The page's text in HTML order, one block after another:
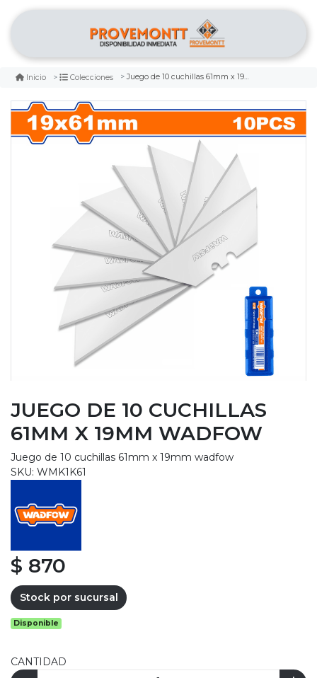
Inicio Colecciones Juego de 10 cuchillas 61mm x 19mm wadfow
JUEGO DE 10 CUCHILLAS
61MM X 19MM WADFOW
Juego de 10 cuchillas 61mm x 19mm wadfow
SKU: WMK1K61
$ 870
Stock por sucursal
Disponible
CANTIDAD